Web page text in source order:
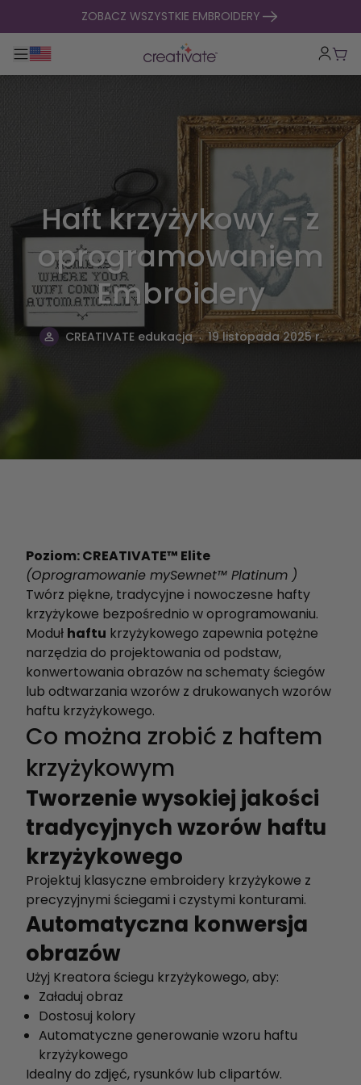
Przejdź do treściZOBACZ WSZYSTKIE EMBROIDERY
Przełącz główną nawigację
Haft krzyżykowy - z
oprogramowaniem
Embroidery
CREATIVATE edukacja . 19 listopada 2025 r.
Poziom: CREATIVATE™ Elite
(Oprogramowanie mySewnet™ Platinum )
Twórz piękne, tradycyjne i nowoczesne hafty
krzyżykowe bezpośrednio w oprogramowaniu.
Moduł haftu krzyżykowego zapewnia potężne
narzędzia do projektowania od podstaw,
konwertowania obrazów na schematy ściegów
lub odtwarzania wzorów z drukowanych wzorów
haftu krzyżykowego.
Co można zrobić z haftem
krzyżykowym
Tworzenie wysokiej jakości
tradycyjnych wzorów haftu
krzyżykowego
Projektuj klasyczne embroidery krzyżykowe z
precyzyjnymi ściegami i czystymi konturami.
Automatyczna konwersja
obrazów
Użyj Kreatora ściegu krzyżykowego, aby:
Załaduj obraz
Dostosuj kolory
Automatyczne generowanie wzoru haftu
krzyżykowego
Idealny do zdjęć, rysunków lub clipartów.